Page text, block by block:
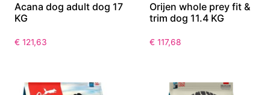
Acana dog adult dog 17
KG
€ 121,63
Orijen whole prey fit &
trim dog 11.4 KG
€ 117,68